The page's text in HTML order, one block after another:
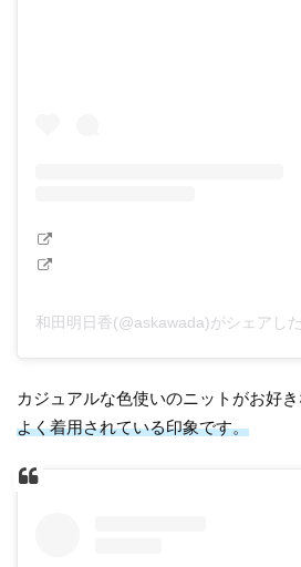
和田明日香(@askawada)がシェアし
カジュアルな色使いのニットがお好
よく着用されている印象です。